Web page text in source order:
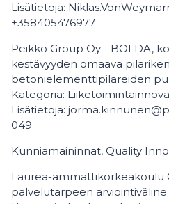
Lisätietoja:
+358405476977
Peikko Group Oy - BOLDA,
kestävyyden omaava
betonielementtipilareiden
Kategoria:
Lisätietoja:
049
Kunniamaininnat, Quality
Laurea-ammattikorkeakoulu
palvelutarpeen arviointiväline